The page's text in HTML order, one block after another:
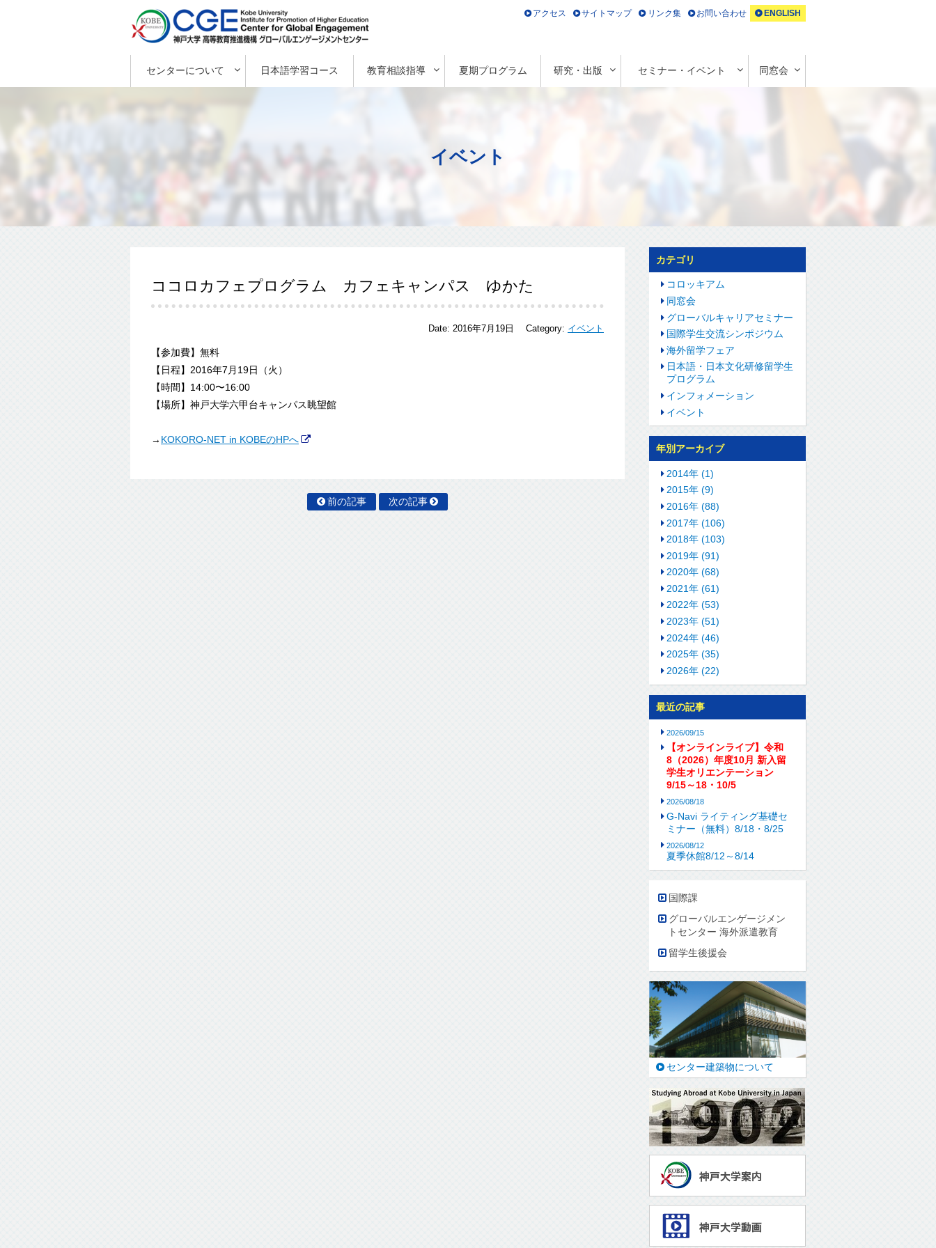
センターについて 日本語学習コース 教育相談指導 夏期プログラム 研究・出版 セミナー・イベント 同窓会
アクセス サイトマップ リンク集 お問い合わせ ENGLISH
イベント
ココロカフェプログラム カフェキャンパス ゆかた
Date:2016年7月19日 Category: イベント
【参加費】無料
【日程】2016年7月19日（火）
【時間】14:00〜16:00
【場所】神戸大学六甲台キャンパス眺望館
→ KOKORO-NET in KOBEのHPへ
前の記事 次の記事
カテゴリ
コロッキアム
同窓会
グローバルキャリアセミナー
国際学生交流シンポジウム
海外留学フェア
日本語・日本文化研修留学生
プログラム
インフォメーション
イベント
年別アーカイブ
2014年 (1)
2015年 (9)
2016年 (88)
2017年 (106)
2018年 (103)
2019年 (91)
2020年 (68)
2021年 (61)
2022年 (53)
2023年 (51)
2024年 (46)
2025年 (35)
2026年 (22)
最近の記事
2026/09/15
【オンラインライブ】令和
8（2026）年度10月 新入留
学生オリエンテーション
9/15～18・10/5
2026/08/18
G-Navi ライティング基礎セ
ミナー（無料）8/18・8/25
2026/08/12
夏季休館8/12～8/14
国際課
グローバルエンゲージメン
トセンター 海外派遣教育
留学生後援会
センター建築物について